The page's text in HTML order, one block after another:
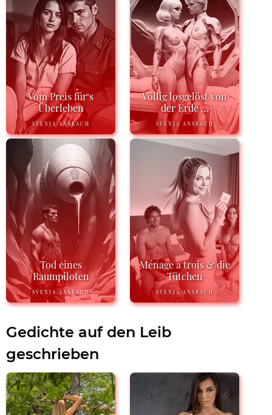
Vom Preis für‘s
Überleben
SVENJA ANSBACH
Völlig losgelöst von
der Erde …
SVENJA ANSBACH
Tod eines
Raumpiloten
SVENJA ANSBACH
Ménage a trois & die
Tütchen
SVENJA ANSBACH
Gedichte auf den Leib
geschrieben